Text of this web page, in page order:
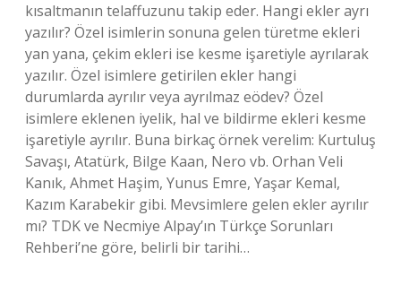
kısaltmanın telaffuzunu takip eder. Hangi ekler ayrı
yazılır? Özel isimlerin sonuna gelen türetme ekleri
yan yana, çekim ekleri ise kesme işaretiyle ayrılarak
yazılır. Özel isimlere getirilen ekler hangi
durumlarda ayrılır veya ayrılmaz eödev? Özel
isimlere eklenen iyelik, hal ve bildirme ekleri kesme
işaretiyle ayrılır. Buna birkaç örnek verelim: Kurtuluş
Savaşı, Atatürk, Bilge Kaan, Nero vb. Orhan Veli
Kanık, Ahmet Haşim, Yunus Emre, Yaşar Kemal,
Kazım Karabekir gibi. Mevsimlere gelen ekler ayrılır
mı? TDK ve Necmiye Alpay’ın Türkçe Sorunları
Rehberi’ne göre, belirli bir tarihi…